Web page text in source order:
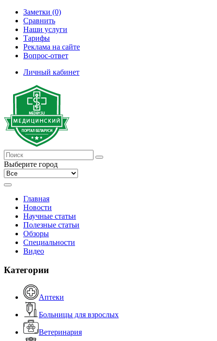
Заметки (0)
Сравнить
Наши услуги
Тарифы
Реклама на сайте
Вопрос-ответ
Личный кабинет
Выберите город
Главная
Новости
Научные статьи
Полезные статьи
Обзоры
Специальности
Видео
Категории
Аптеки
Больницы для взрослых
Ветеринария